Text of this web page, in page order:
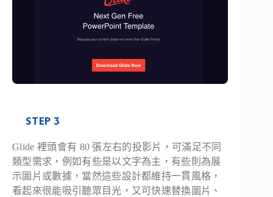
STEP 3
Glide 裡頭會有 80 張左右的投影片，可滿足不同
類型需求，例如有些是以文字為主，有些則為展
示圖片或數據，當然這些設計都維持一貫風格，
看起來很能吸引聽眾目光，又可快速替換圖片、